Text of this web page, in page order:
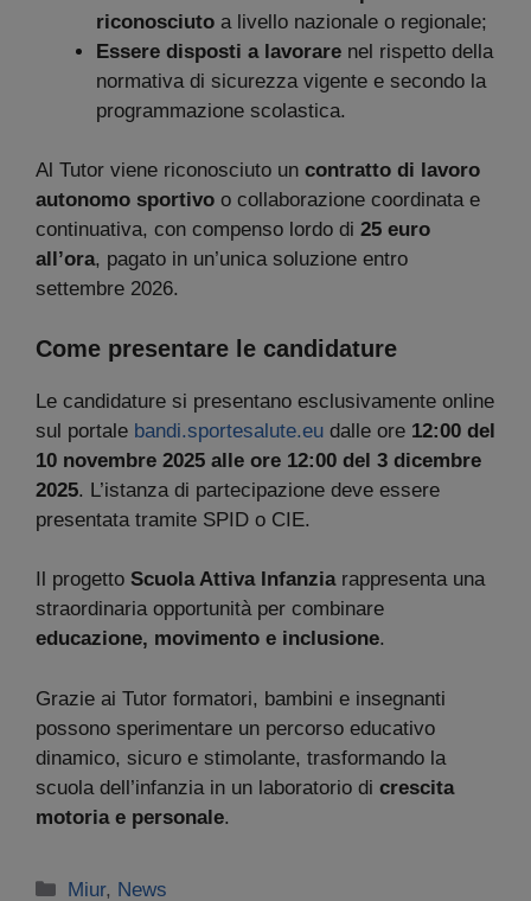
riconosciuto a livello nazionale o regionale;
Essere disposti a lavorare nel rispetto della
normativa di sicurezza vigente e secondo la
programmazione scolastica.
Al Tutor viene riconosciuto un contratto di lavoro
autonomo sportivo o collaborazione coordinata e
continuativa, con compenso lordo di 25 euro
all’ora, pagato in un’unica soluzione entro
settembre 2026.
Come presentare le candidature
Le candidature si presentano esclusivamente online
sul portale bandi.sportesalute.eu dalle ore 12:00 del
10 novembre 2025 alle ore 12:00 del 3 dicembre
2025. L’istanza di partecipazione deve essere
presentata tramite SPID o CIE.
Il progetto Scuola Attiva Infanzia rappresenta una
straordinaria opportunità per combinare
educazione, movimento e inclusione.
Grazie ai Tutor formatori, bambini e insegnanti
possono sperimentare un percorso educativo
dinamico, sicuro e stimolante, trasformando la
scuola dell’infanzia in un laboratorio di crescita
motoria e personale.
Categorie
Miur, News